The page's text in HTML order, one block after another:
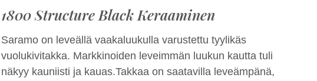
1800 Structure Black Keraaminen
Saramo on leveällä vaakaluukulla varustettu tyylikäs
vuolukivitakka. Markkinoiden leveimmän luukun kautta tuli
näkyy kauniisti ja kauas.Takkaa on saatavilla leveämpänä,